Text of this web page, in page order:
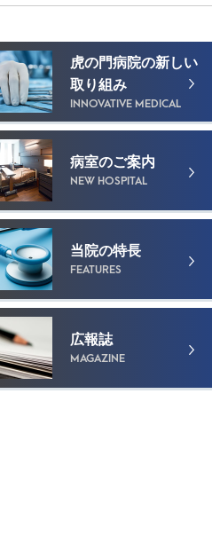
虎の門病院の新しい
取り組み
INNOVATIVE MEDICAL
病室のご案内
NEW HOSPITAL
当院の特長
FEATURES
広報誌
MAGAZINE